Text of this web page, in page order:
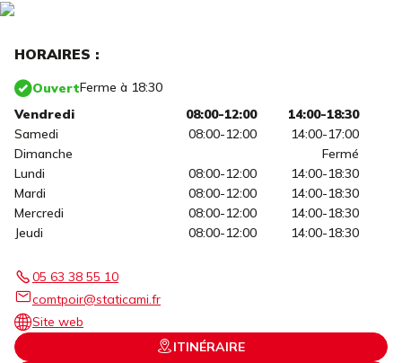
HORAIRES :
OuvertFerme à 18:30
Vendredi
08:00-12:00
14:00-18:30
Samedi
08:00-12:00
14:00-17:00
Dimanche
Fermé
Lundi
08:00-12:00
14:00-18:30
Mardi
08:00-12:00
14:00-18:30
Mercredi
08:00-12:00
14:00-18:30
Jeudi
08:00-12:00 14:00-18:30
05 63 38 55 10
comtpoir@staticami.fr
Site web
ITINÉRAIRE